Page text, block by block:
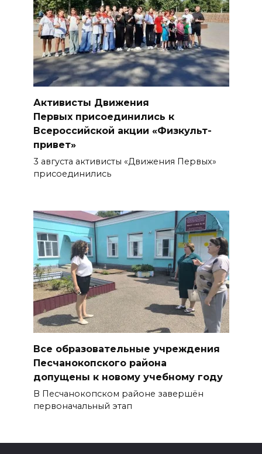
Активисты Движения
Первых присоединились к
Всероссийской акции «Физкульт-
привет»
3 августа активисты «Движения Первых»
присоединились
Все образовательные учреждения
Песчанокопского района
допущены к новому учебному году
В Песчанокопском районе завершён
первоначальный этап